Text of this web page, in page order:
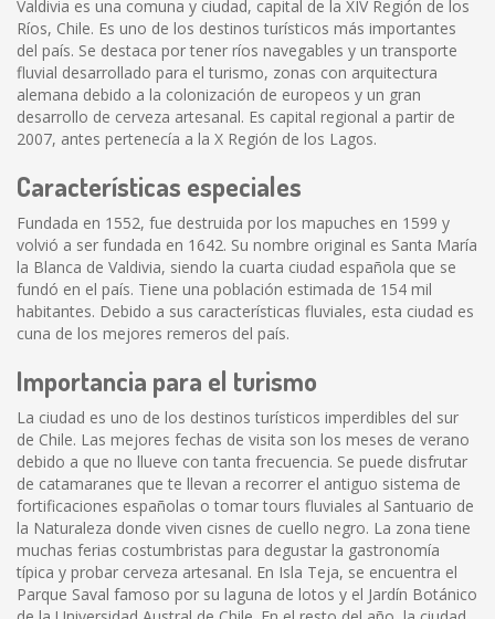
Valdivia es una comuna y ciudad, capital de la XIV Región de los
Ríos, Chile. Es uno de los destinos turísticos más importantes
del país. Se destaca por tener ríos navegables y un transporte
fluvial desarrollado para el turismo, zonas con arquitectura
alemana debido a la colonización de europeos y un gran
desarrollo de cerveza artesanal. Es capital regional a partir de
2007, antes pertenecía a la X Región de los Lagos.
Características especiales
Fundada en 1552, fue destruida por los mapuches en 1599 y
volvió a ser fundada en 1642. Su nombre original es Santa María
la Blanca de Valdivia, siendo la cuarta ciudad española que se
fundó en el país. Tiene una población estimada de 154 mil
habitantes. Debido a sus características fluviales, esta ciudad es
cuna de los mejores remeros del país.
Importancia para el turismo
La ciudad es uno de los destinos turísticos imperdibles del sur
de Chile. Las mejores fechas de visita son los meses de verano
debido a que no llueve con tanta frecuencia. Se puede disfrutar
de catamaranes que te llevan a recorrer el antiguo sistema de
fortificaciones españolas o tomar tours fluviales al Santuario de
la Naturaleza donde viven cisnes de cuello negro. La zona tiene
muchas ferias costumbristas para degustar la gastronomía
típica y probar cerveza artesanal. En Isla Teja, se encuentra el
Parque Saval famoso por su laguna de lotos y el Jardín Botánico